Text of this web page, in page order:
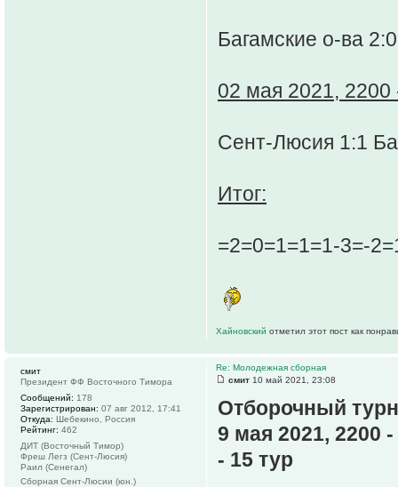
Багамские о-ва
02 мая 2021, 2200
Сент-Люсия 1:1
Итог:
=2=0=1=1=1-3=-
Хайновский отметил этот пост как
Re: Молодежная сборная
смит 10 май 2021, 23:08
Отборочный
9 мая 2021, 2200
- 15 тур
смит
Президент ФФ Восточного Тимора
Сообщений: 178
Зарегистрирован: 07 авг 2012, 17:41
Откуда: Шебекино, Россия
Рейтинг: 462
ДИТ (Восточный Тимор)
Фреш Легз (Сент-Люсия)
Раил (Сенегал)
Сборная Сент-Люсии (юн.)